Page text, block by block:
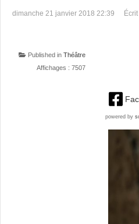
dimanche 21 janvier 2018 22:39
Published in Théâtre
Affichages : 7507
powered by